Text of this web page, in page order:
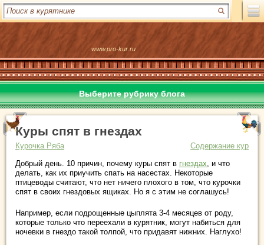
www.pro-kur.ru
Выберите рубрику блога
Куры спят в гнездах
Курочка Ряба
Содержание кур
Добрый день. 10 причин, почему куры спят в гнездах, и что
делать, как их приучить спать на насестах. Некоторые
птицеводы считают, что нет ничего плохого в том, что курочки
спят в своих гнездовых ящиках. Но я с этим не соглашусь!
Например, если подрощенные цыплята 3-4 месяцев от роду,
которые только что переехали в курятник, могут набиться для
ночевки в гнездо такой толпой, что придавят нижних. Наглухо!